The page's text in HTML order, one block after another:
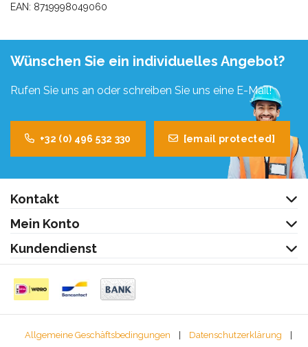
EAN: 8719998049060
Wünschen Sie ein individuelles Angebot?
Rufen Sie uns an oder schreiben Sie uns eine E-Mail!
+32 (0) 496 532 330 [email protected]
Kontakt
Mein Konto
Kundendienst
Allgemeine Geschäftsbedingungen | Datenschutzerklärung |